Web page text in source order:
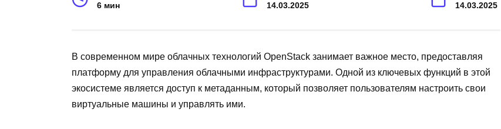
6 мин 14.03.2025 14.03.2025
В современном мире облачных технологий OpenStack занимает важное место, предоставляя
платформу для управления облачными инфраструктурами. Одной из ключевых функций в этой
экосистеме является доступ к метаданным, который позволяет пользователям настроить свои
виртуальные машины и управлять ими.